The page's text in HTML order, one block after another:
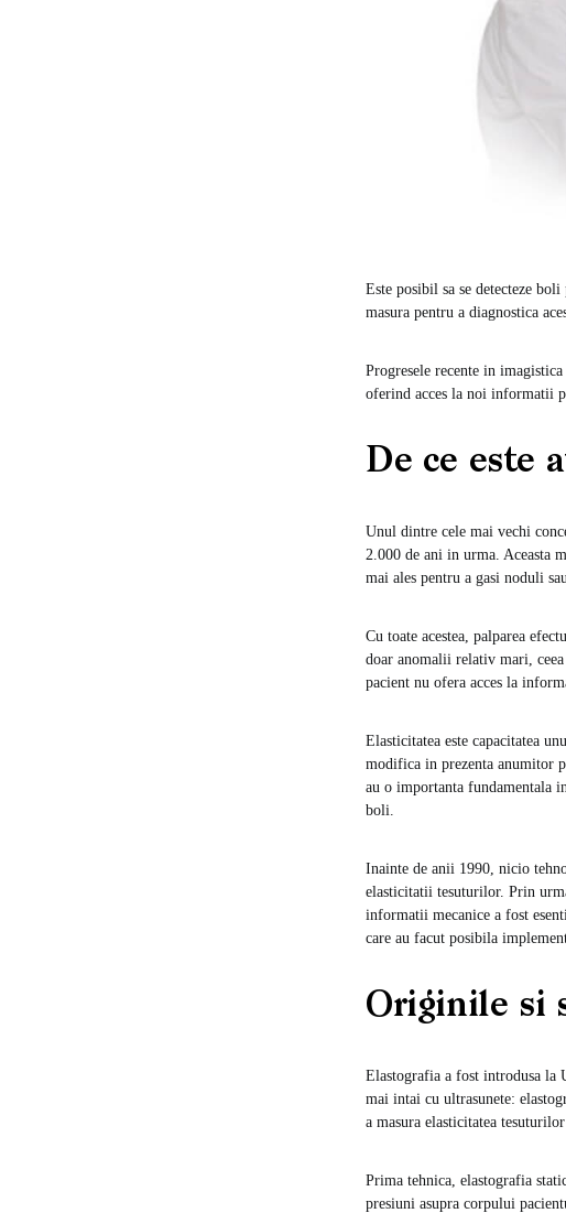
Este posibil sa se detecteze
masura pentru a diagnostica
Progresele recente in
oferind acces la noi informatii
De ce este
Unul dintre cele mai vechi
2.000 de ani in urma. Aceasta
mai ales pentru a gasi noduli
Cu toate acestea, palparea
doar anomalii relativ mari,
pacient nu ofera acces la
Elasticitatea este capacitatea
modifica in prezenta anumitor
au o importanta fundamentala
boli.
Inainte de anii 1990, nicio
elasticitatii tesuturilor. Prin
informatii mecanice a fost
care au facut posibila
Originile si
Elastografia a fost introdusa la
mai intai cu ultrasunete:
a masura elasticitatea
Prima tehnica, elastografia
presiuni asupra corpului